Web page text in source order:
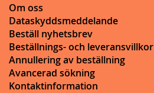
Om oss
Dataskyddsmeddelande
Beställ nyhetsbrev
Beställnings- och leveransvillkor
Annullering av beställning
Avancerad sökning
Kontaktinformation